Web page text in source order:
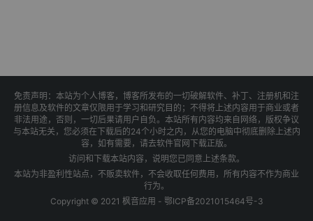
免责声明：本站为个人博客，博客所发布的一切破解软件、补丁、注册机和注
册信息及软件的文章仅限用于学习和研究目的；不得将上述内容用于商业或者
非法用途，否则，一切后果请用户自负。本站所有内容均来自网络，版权争议
与本站无关，您必须在下载后的24个小时之内，从您的电脑中彻底删除上述内
容，如有需要，请去软件官网下载正版。
访问和下载本站内容，说明您已同意上述条款。
本站为非盈利性站点，不贩卖软件，不会收取任何费用，所有内容不作为商业
行为。
Copyright © 2021 枫音应用 - 鄂ICP备2021015464号-3